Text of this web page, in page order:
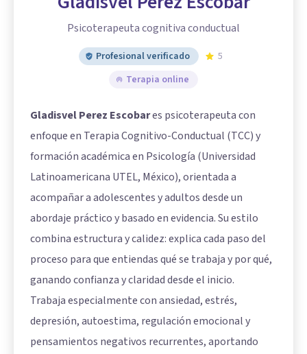
Psicoterapeuta cognitiva conductual
Profesional verificado
5
Terapia online
Gladisvel Perez Escobares psicoterapeuta con
enfoque en Terapia Cognitivo-Conductual (TCC) y
formación académica en Psicología (Universidad
Latinoamericana UTEL, México), orientada a
acompañar a adolescentes y adultos desde un
abordaje práctico y basado en evidencia. Su estilo
combina estructura y calidez: explica cada paso del
proceso para que entiendas qué se trabaja y por qué,
ganando confianza y claridad desde el inicio.
Trabaja especialmente con ansiedad, estrés,
depresión, autoestima, regulación emocional y
pensamientos negativos recurrentes, aportando